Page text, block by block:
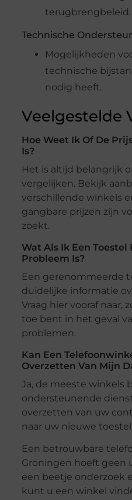
terugbrengbeleid.
Technische
Mogelijkheden
technische
nodig heeft.
Veelgestelde
Hoe Weet Ik Of De
Is?
Het is altijd belangrijk
vergelijken. Bekijk
verschillende winkels
gangbare prijzen zijn
zoekt.
Wat Als Ik Een Toestel
Probleem Is?
Een gerenommeerde
duidelijke informatie
Vraag hier vooraf naar,
toe bent in het geval
problemen.
Kan Een
Overzetten Van Mijn
Ja, de meeste winkels
ondersteunende
overzetten van uw
naar uw nieuwe toestel.
Een betrouwbare
Groningen hoeft geen
een beetje onderzoek
kunt u een winkel